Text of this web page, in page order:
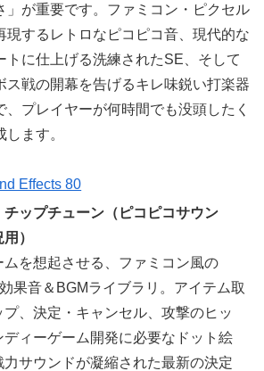
」が重要です。ファミコン・ピクセル
現するレトロなピコピコ音、現代的な
トに仕上げる洗練されたSE、そして
ス戦の開幕を告げるキレ味鋭い打楽器
、プレイヤーが何時間でも没頭したく
ます。
Effects 80
チップチューン（ピコピコサウン
）
を想起させる、ファミコン風の
果音＆BGMライブラリ。アイテム取
、決定・キャンセル、攻撃のヒッ
ディーゲーム開発に必要なドット絵
力サウンドが凝縮された最新の決定